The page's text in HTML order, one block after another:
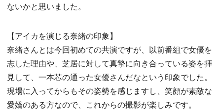
ないかと思いました。
【アイカを演じる奈緒の印象】
奈緒さんとは今回初めての共演ですが、以前番組で女優を
志した理由や、芝居に対して真摯に向き合っている姿を拝
見して、一本芯の通った女優さんだなという印象でした。
現場に入ってからもその姿勢を感じますし、笑顔が素敵な
愛嬌のある方なので、これからの撮影が楽しみです。